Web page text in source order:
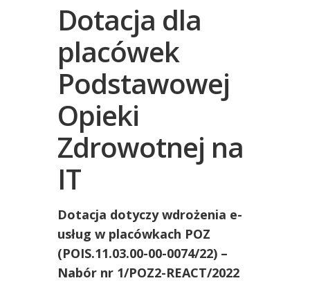
Dotacja dla
placówek
Podstawowej
Opieki
Zdrowotnej na
IT
Dotacja dotyczy wdrożenia e-
usług w placówkach POZ
(POIS.11.03.00-00-0074/22) –
Nabór nr 1/POZ2-REACT/2022